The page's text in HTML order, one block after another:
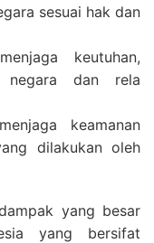
sesuai hak dan
keutuhan,
negara dan rela
keamanan
dilakukan oleh
yang besar
yang bersifat